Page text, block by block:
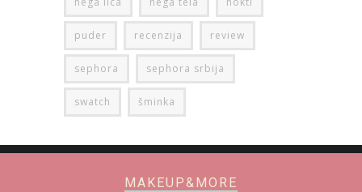
puder recenzija review
sephora sephora srbija
swatch šminka
MAKEUP&MORE